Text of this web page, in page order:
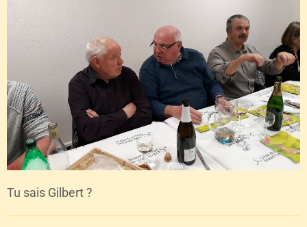
Tu sais Gilbert ?